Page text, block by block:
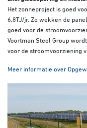
Het zonneproject is goed
6,8TJ/jr. Zo wekken de
goed voor de
Voortman Steel Group
voor de stroomvoorziening
Meer informatie over